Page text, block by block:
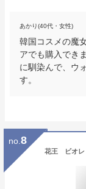
あかり(40代・女性)
韓国コスメの魔
アでも購入でき
に馴染んで、ウ
す。
no. 8